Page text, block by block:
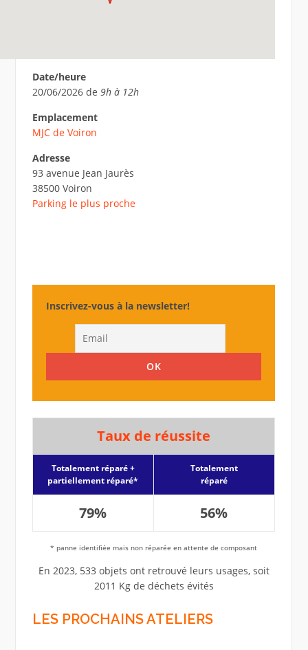
Date/heure
20/06/2026 de 9h à 12h
Emplacement
MJC de Voiron
Adresse
93 avenue Jean Jaurès
38500 Voiron
Parking le plus proche
Inscrivez-vous à la newsletter!
Taux de réussite
Totalement réparé +
partiellement réparé*
Totalement
réparé
79% 56%
* panne identifiée mais non réparée en attente de composant
En 2023, 533 objets ont retrouvé leurs usages, soit
2011 Kg de déchets évités
LES PROCHAINS ATELIERS